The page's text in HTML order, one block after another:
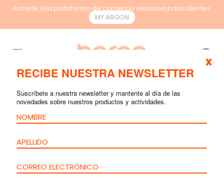
Accede a la plataforma de comercio exclusiva para clientes.
MY.ARGON
RACK DE SUELO -
NORMA
RECIBE NUESTRA NEWSLETTER
Suscríbete a nuestra newsletter y mantente al día de las
novedades sobre nuestros productos y actividades.
x